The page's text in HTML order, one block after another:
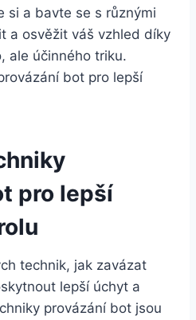
⁤si a bavte se s ⁣různými
a osvěžit váš vzhled​ díky
ale účinného triku.
pro lepší
⁣technik, jak zavázat
lepší úchyt a⁣
provázání bot jsou